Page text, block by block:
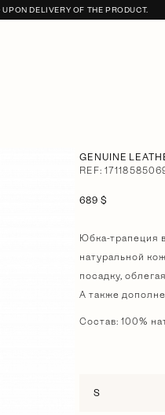
DELIVERY OF THE PRODUCT.
GENUINE
REF:
689 $
Юбка-трапеция
натуральной
посадку,
А также
Состав: 100%
S